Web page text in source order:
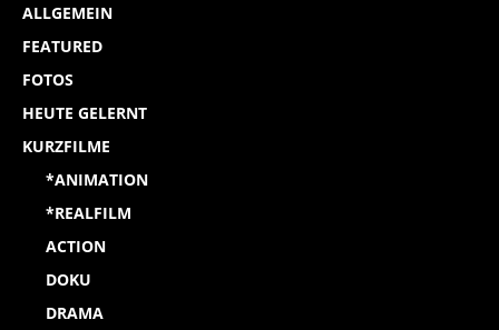
ALLGEMEIN
FEATURED
FOTOS
HEUTE GELERNT
KURZFILME
*ANIMATION
*REALFILM
ACTION
DOKU
DRAMA